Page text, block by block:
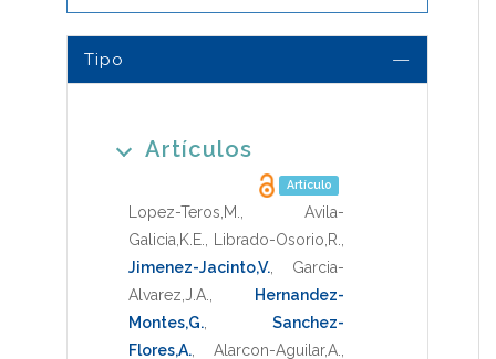
Tipo
Artículos
Artículo
Lopez-Teros,M.
Avila-
Galicia,K.E.
Librado-Osorio,R.
Jimenez-Jacinto,V.
Garcia-
Alvarez,J.A.
Hernandez-
Montes,G.
Sanchez-
Flores,A.
Alarcon-Aguilar,A.